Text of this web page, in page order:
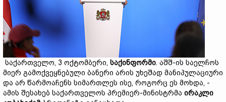
საქართველო, 3 ოქტომბერი, საქინფორმი. აშშ-ის საელჩოს
მიერ გამოქვეყნებული ბანერი არის უხეშად მანიპულაციური
და არ წარმოაჩენს სიმართლეს ისე, როგორც ეს მოხდა, -
ამის შესახებ საქართველოს პრემიერ-მინისტრმა ირაკლი